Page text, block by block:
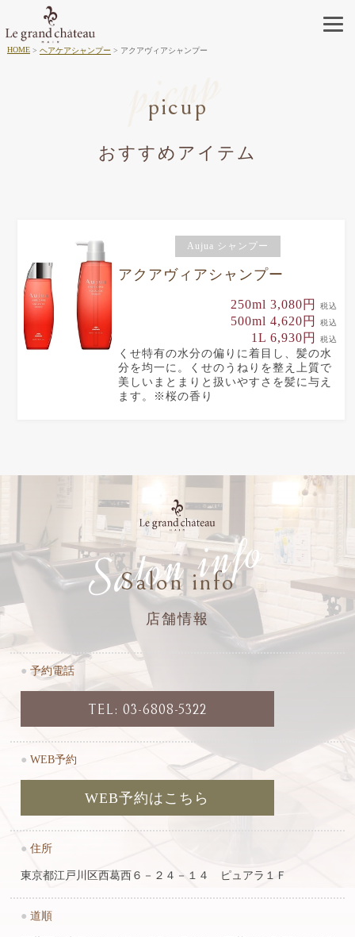
HOME ヘアケアシャンプー アクアヴィアシャンプー
picup
picup
おすすめアイテム
Aujua シャンプー
アクアヴィアシャンプー
250ml 3,080円税込
500ml 4,620円税込
1L 6,930円税込
くせ特有の水分の偏りに着目し、髪の水
分を均一に。くせのうねりを整え上質で
美しいまとまりと扱いやすさを髪に与え
ます。※桜の香り
Salon info
Salon info
店舗情報
● 予約電話
TEL: 03-6808-5322
● WEB予約
WEB予約はこちら
● 住所
東京都江戸川区西葛西６－２４－１４ ピュアラ１Ｆ
● 道順